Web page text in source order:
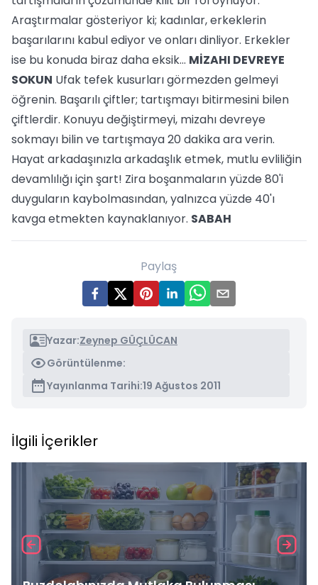
Araştırmalar gösteriyor ki; kadınlar, erkeklerin
başarılarını kabul ediyor ve onları dinliyor. Erkekler
ise bu konuda biraz daha eksik... MİZAHI DEVREYE
SOKUN Ufak tefek kusurları görmezden gelmeyi
öğrenin. Başarılı çiftler; tartışmayı bitirmesini bilen
çiftlerdir. Konuyu değiştirmeyi, mizahı devreye
sokmayı bilin ve tartışmaya 20 dakika ara verin.
Hayat arkadaşınızla arkadaşlık etmek, mutlu evliliğin
devamlılığı için şart! Zira boşanmaların yüzde 80'i
duyguların kaybolmasından, yalnızca yüzde 40'ı
kavga etmekten kaynaklanıyor. SABAH
Paylaş
Yazar:Zeynep GÜÇLÜCAN
Görüntülenme:
Yayınlanma Tarihi:19 Ağustos 2011
İlgili İçerikler